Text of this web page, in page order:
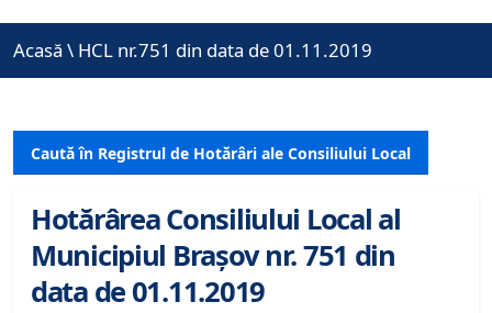
Acasă \ HCL nr.751 din data de 01.11.2019
Caută în Registrul de Hotărâri ale Consiliului Local
Hotărârea Consiliului Local al
Municipiul Brașov nr. 751 din
data de 01.11.2019